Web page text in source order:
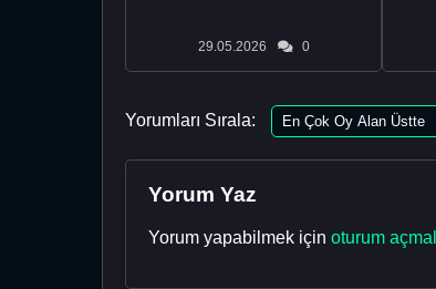
29.05.2026 0
Yorumları Sırala:
Yorum Yaz
Yorum yapabilmek için oturum